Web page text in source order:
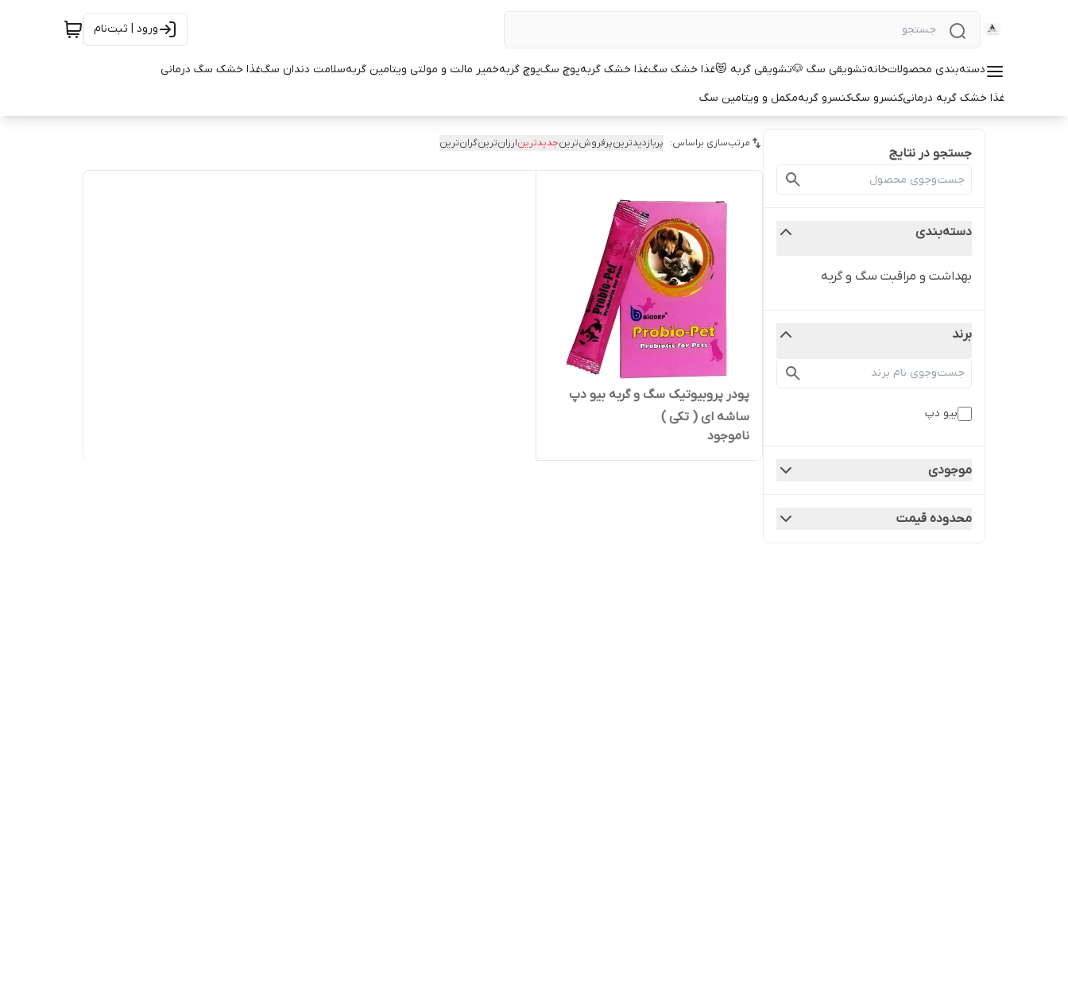
ورود | ثبت‌نام
دسته‌بندی محصولاتخانهتشویقی سگ 🐶تشویقی گربه 😻غذا خشک سگغذا خشک گربهپوچ سگپوچ گربهخمیر مالت و مولتی ویتامین گربهسلامت دندان سگغذا خشک سگ درمانی
غذا خشک گربه درمانیکنسرو سگکنسرو گربهمکمل و ویتامین سگ
جستجو در نتایج
دسته‌بندی
بهداشت و مراقبت سگ و گربه
برند
بیو دپ
موجودی
محدوده قیمت
مرتب‌سازی براساس: پربازدیدترینپرفروش‌ترینجدیدترینارزان‌ترینگران‌ترین
پودر پروبیوتیک سگ و گربه بیو دپ
ساشه ای ( تکی )
ناموجود